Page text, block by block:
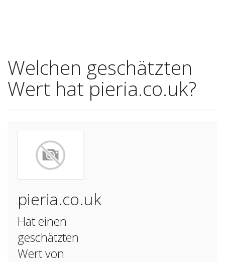
Welchen geschätzten
Wert hat pieria.co.uk?
pieria.co.uk
Hat einen
geschätzten
Wert von